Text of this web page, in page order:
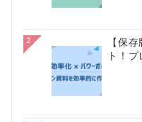
2
【保
ト！